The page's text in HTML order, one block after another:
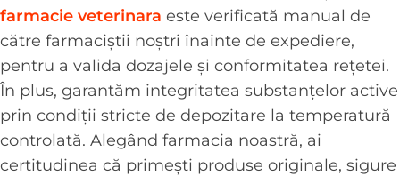
farmacie veterinara este verificată manual de
către farmaciștii noștri înainte de expediere,
pentru a valida dozajele și conformitatea rețetei.
În plus, garantăm integritatea substanțelor active
prin condiții stricte de depozitare la temperatură
controlată. Alegând farmacia noastră, ai
certitudinea că primești produse originale, sigure